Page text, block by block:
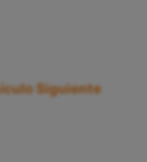
Siguiente